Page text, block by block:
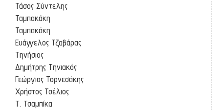
Τάσος Σύντελης
Ταμπακάκη
Ταμπακάκη
Ευάγγελος Τζαβάρας
Τηνήσιος
Δημήτρης Τηνιακός
Γεώργιος Τορνεσάκης
Χρήστος Τσέλιος
Τ. Τσαμπίκα